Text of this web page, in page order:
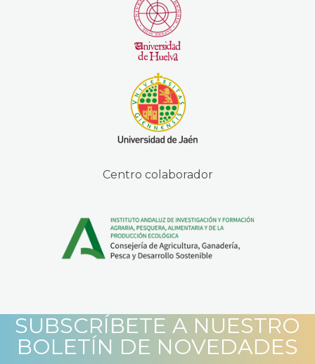
Centro colaborador
SUBSCRÍBETE A NUESTRO
BOLETÍN DE NOVEDADES